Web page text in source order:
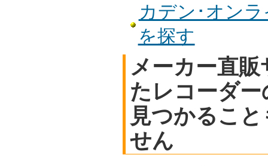
カデン･オン
を探す
メーカー直
たレコーダ
見つかるこ
せん